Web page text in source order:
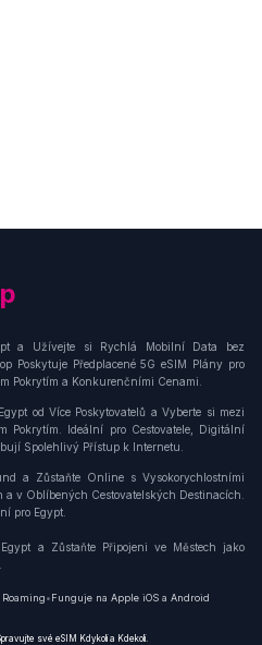
a Užívejte si Rychlá Mobilní Data bez
Poskytuje Předplacené 5G eSIM Plány pro
Pokrytím a Konkurenčními Cenami.
od Více Poskytovatelů a Vyberte si mezi
Pokrytím. Ideální pro Cestovatele, Digitální
Spolehlivý Přístup k Internetu.
a Zůstaňte Online s Vysokorychlostními
v Oblíbených Cestovatelských Destinacích.
pro Egypt.
a Zůstaňte Připojeni ve Městech jako
•Funguje na Apple iOS a Android
své eSIM Kdykoli a Kdekoli.